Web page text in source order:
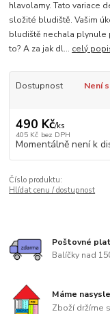
hlavolamy. Tato variace
složité bludiště. Vašim
bludiště nechala plynule
to? A za jak dl... celý
Dostupnost Není
490 Kč/ks
405 Kč bez DPH
Momentálně není k
Číslo produktu:
Hlídat cenu / dostupnost
Poštovné
Balíčky nad
Máme
Zboží držíme